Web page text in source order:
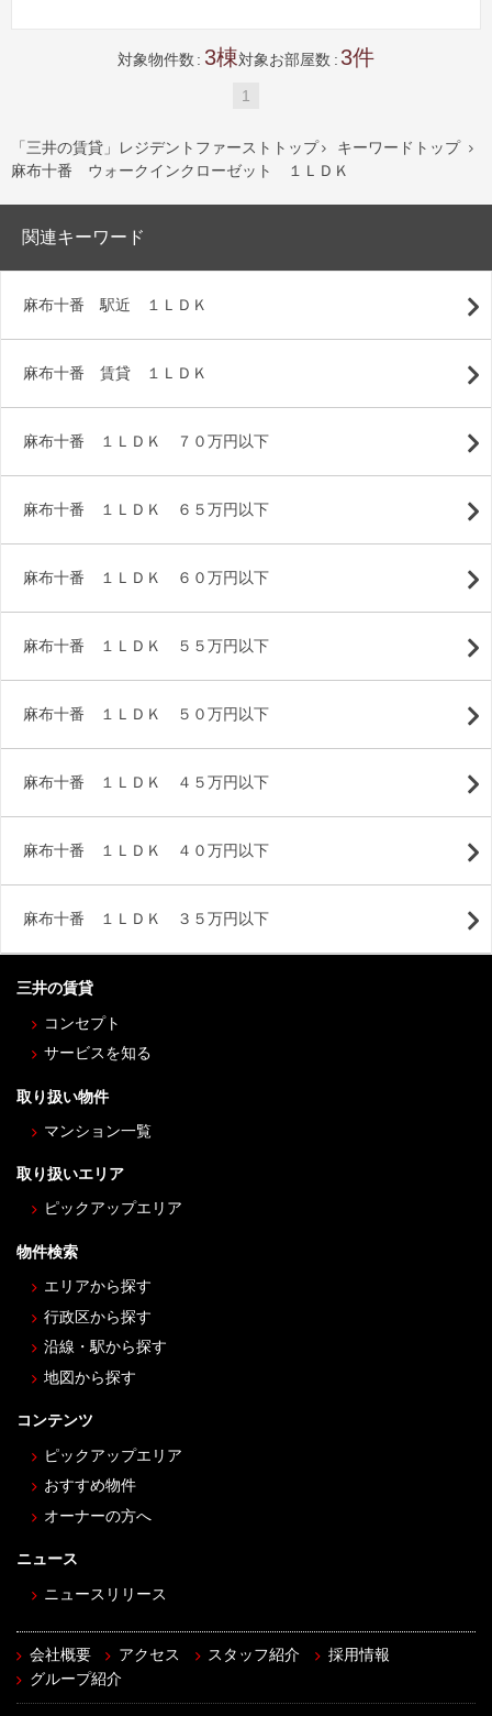
対象物件数 3 対象お部屋数 3
1
「三井の賃貸」レジデントファーストトップ  キーワードトップ 
麻布十番 ウォークインクローゼット １ＬＤＫ
関連キーワード
麻布十番 駅近 １ＬＤＫ
麻布十番 賃貸 １ＬＤＫ
麻布十番 １ＬＤＫ ７０万円以下
麻布十番 １ＬＤＫ ６５万円以下
麻布十番 １ＬＤＫ ６０万円以下
麻布十番 １ＬＤＫ ５５万円以下
麻布十番 １ＬＤＫ ５０万円以下
麻布十番 １ＬＤＫ ４５万円以下
麻布十番 １ＬＤＫ ４０万円以下
麻布十番 １ＬＤＫ ３５万円以下
三井の賃貸
コンセプト
サービスを知る
取り扱い物件
マンション一覧
取り扱いエリア
ピックアップエリア
物件検索
エリアから探す
行政区から探す
沿線・駅から探す
地図から探す
コンテンツ
ピックアップエリア
おすすめ物件
オーナーの方へ
ニュース
ニュースリリース
会社概要 アクセス スタッフ紹介
採用情報
グループ紹介